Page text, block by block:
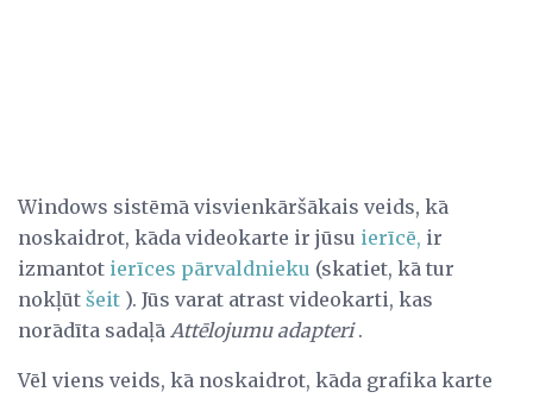
Windows sistēmā visvienkāršākais veids, kā
noskaidrot, kāda videokarte ir jūsu ierīcē, ir
izmantot ierīces pārvaldnieku (skatiet, kā tur
nokļūt šeit ). Jūs varat atrast videokarti, kas
norādīta sadaļā Attēlojumu adapteri.
Vēl viens veids, kā noskaidrot, kāda grafika karte